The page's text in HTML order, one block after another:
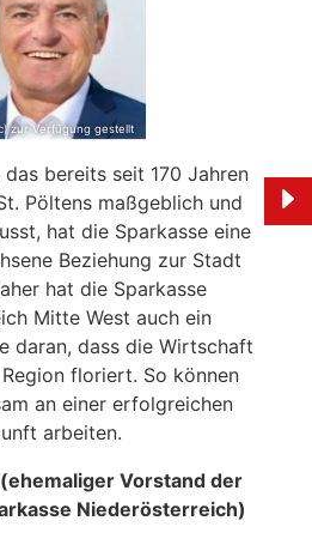
das bereits seit 170 Jahren
Pöltens maßgeblich und
hat die Sparkasse eine
Beziehung zur Stadt
hat die Sparkasse
Mitte West auch ein
daran, dass die Wirtschaft
floriert. So können
an einer erfolgreichen
arbeiten.
Vorstand der
Niederösterreich)
zur Verfügung gestellt
Ich